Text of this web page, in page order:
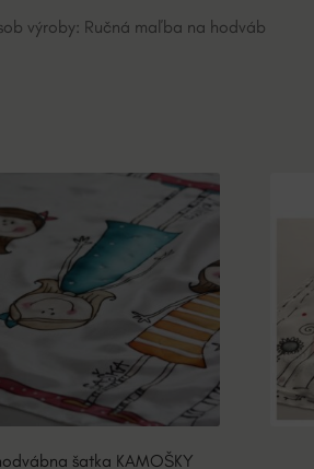
výroby: Ručná maľba na hodváb
šatka KAMOŠKY